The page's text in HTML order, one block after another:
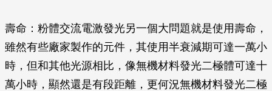
壽命 ：粉體交流電激發光另一個大問題就是使用壽命，
雖然有些廠家製作的元件，其使用半衰減期可達一萬小
時，但和其他光源相比，像無機材料發光二極體可達十
萬小時，顯然還是有段距離，更何況無機材料發光二極